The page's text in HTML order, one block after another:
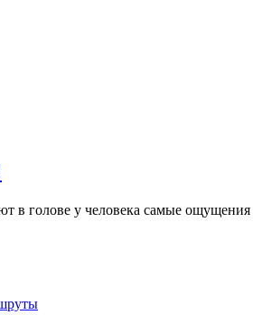
голове у человека самые